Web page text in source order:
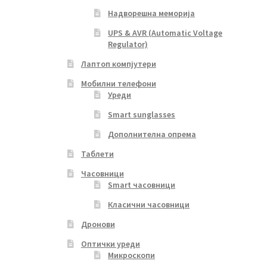
Надворешна меморија
UPS & AVR (Automatic Voltage
Regulator)
Лаптоп компјутери
Мобилни телефони
Уреди
Smart sunglasses
Дополнителна опрема
Таблети
Часовници
Smart часовници
Класични часовници
Дронови
Оптички уреди
Микроскопи